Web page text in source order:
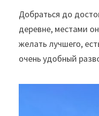
Добраться до
деревне, местами
желать лучшего,
очень удобный